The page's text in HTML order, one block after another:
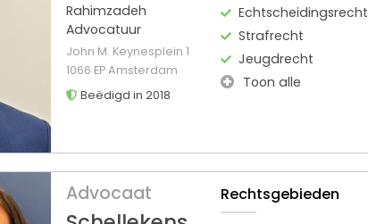
Rahimzadeh
Advocatuur
John M. Keynesplein 1
1066 EP Amsterdam
Beëdigd in 2018
Echtscheidingsrecht
Strafrecht
Jeugdrecht
Toon alle
Advocaat Rechtsgebieden